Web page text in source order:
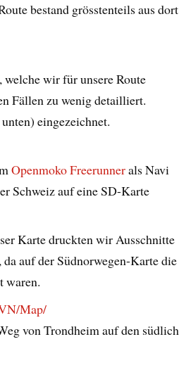
bestand grösstenteils aus dort
wir für unsere Route
Fällen zu wenig detailliert.
eingezeichnet.
Openmoko Freerunnerals Navi
Schweiz auf eine SD-Karte
Karte druckten wir Ausschnitte
auf der Südnorwegen-Karte die
waren.
Map/
von Trondheim auf den südlich